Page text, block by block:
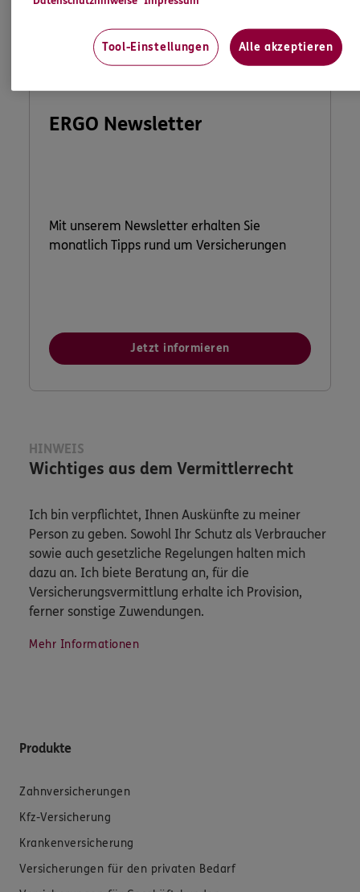
ERGO Newsletter
Mit unserem Newsletter erhalten Sie
monatlich Tipps rund um Versicherungen
Jetzt informieren
HINWEIS
Wichtiges aus dem Vermittlerrecht
Ich bin verpflichtet, Ihnen Auskünfte zu meiner
Person zu geben. Sowohl Ihr Schutz als Verbraucher
sowie auch gesetzliche Regelungen halten mich
dazu an. Ich biete Beratung an, für die
Versicherungsvermittlung erhalte ich Provision,
ferner sonstige Zuwendungen.
Mehr Informationen
Produkte
Zahnversicherungen
Kfz-Versicherung
Krankenversicherung
Versicherungen für den privaten Bedarf
Tool-Einstellungen Alle akzeptieren